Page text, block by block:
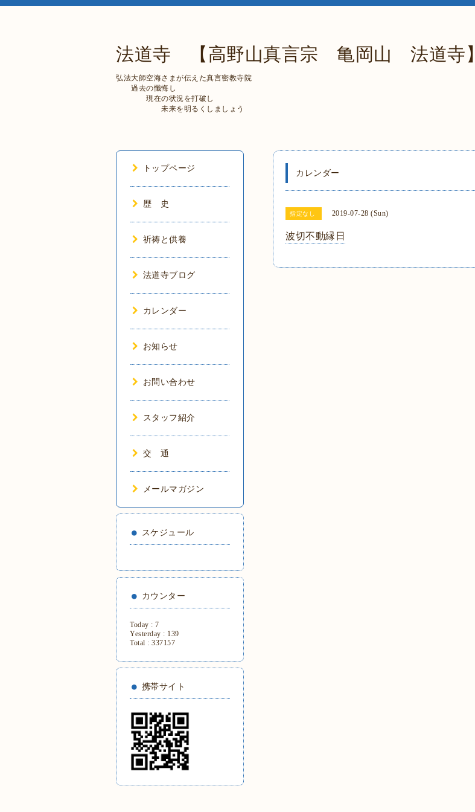
法道寺 【高野山真言宗 亀岡山 法道寺】
弘法大師空海さまが伝えた真言密教寺院
過去の懺悔し
現在の状況を打破し
未来を明るくしましょう
カレンダー
指定なし 2019-07-28 (Sun)
波切不動縁日
トップページ
歴 史
祈祷と供養
法道寺ブログ
カレンダー
お知らせ
お問い合わせ
スタッフ紹介
交 通
メールマガジン
スケジュール
カウンター
Today : 7
Yesterday : 139
Total : 337157
携帯サイト